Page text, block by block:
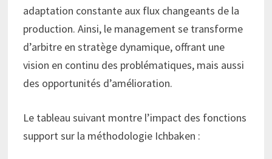
adaptation constante aux flux changeants de la
production. Ainsi, le management se transforme
d’arbitre en stratège dynamique, offrant une
vision en continu des problématiques, mais aussi
des opportunités d’amélioration.
Le tableau suivant montre l’impact des fonctions
support sur la méthodologie Ichbaken :